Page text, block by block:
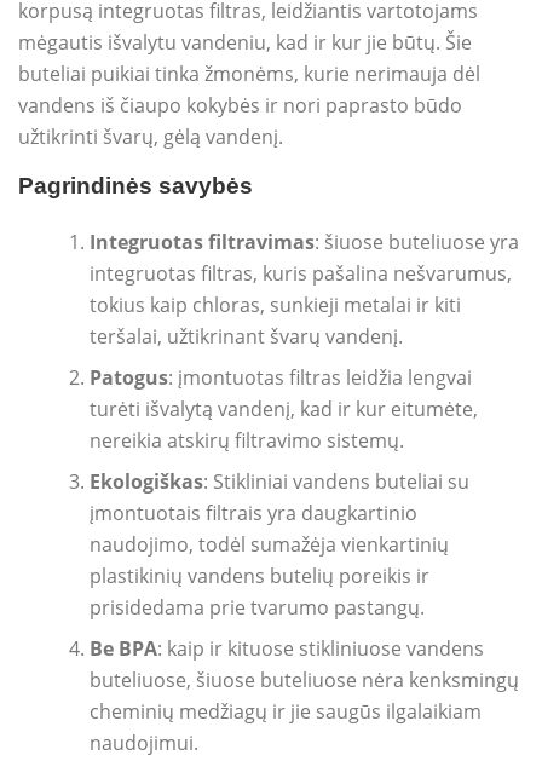
korpusą integruotas filtras, leidžiantis vartotojams
mėgautis išvalytu vandeniu, kad ir kur jie būtų. Šie
buteliai puikiai tinka žmonėms, kurie nerimauja dėl
vandens iš čiaupo kokybės ir nori paprasto būdo
užtikrinti švarų, gėlą vandenį.
Pagrindinės savybės
Integruotas filtravimas: šiuose buteliuose yra
integruotas filtras, kuris pašalina nešvarumus,
tokius kaip chloras, sunkieji metalai ir kiti
teršalai, užtikrinant švarų vandenį.
Patogus: įmontuotas filtras leidžia lengvai
turėti išvalytą vandenį, kad ir kur eitumėte,
nereikia atskirų filtravimo sistemų.
Ekologiškas: Stikliniai vandens buteliai su
įmontuotais filtrais yra daugkartinio
naudojimo, todėl sumažėja vienkartinių
plastikinių vandens butelių poreikis ir
prisidedama prie tvarumo pastangų.
Be BPA: kaip ir kituose stikliniuose vandens
buteliuose, šiuose buteliuose nėra kenksmingų
cheminių medžiagų ir jie saugūs ilgalaikiam
naudojimui.